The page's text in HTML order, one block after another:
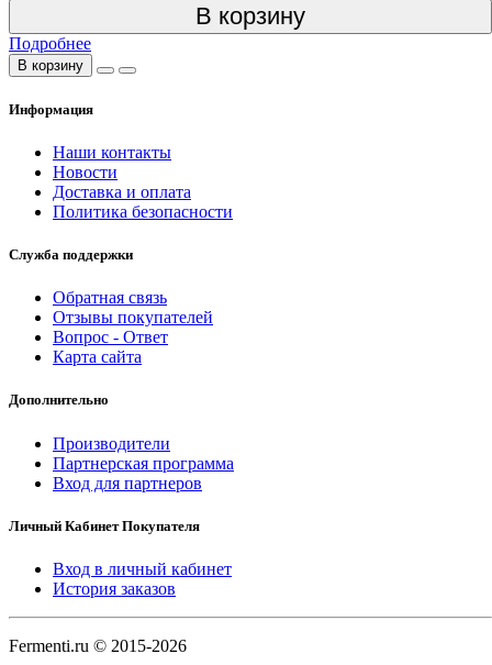
В корзину
Подробнее
В корзину
Информация
Наши контакты
Новости
Доставка и оплата
Политика безопасности
Служба поддержки
Обратная связь
Отзывы покупателей
Вопрос - Ответ
Карта сайта
Дополнительно
Производители
Партнерская программа
Вход для партнеров
Личный Кабинет Покупателя
Вход в личный кабинет
История заказов
Fermenti.ru © 2015-2026